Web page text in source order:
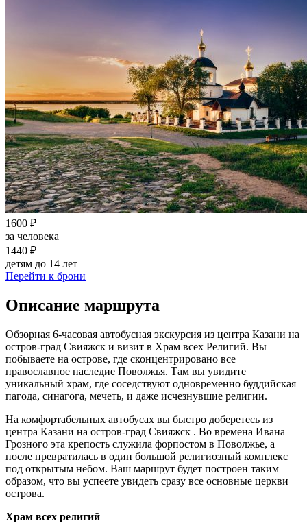
1600 ₽
за человека
1440 ₽
детям до 14 лет
Перейти к брони
Описание маршрута
Обзорная 6-часовая автобусная экскурсия из центра Казани на
остров-град Свияжск и визит в Храм всех Религий. Вы
побываете на острове, где сконцентрировано все
православное наследие Поволжья. Там вы увидите
уникальный храм, где соседствуют одновременно буддийская
пагода, синагога, мечеть, и даже исчезнувшие религии.
На комфортабельных автобусах вы быстро доберетесь из
центра Казани на остров-град Свияжск . Во времена Ивана
Грозного эта крепость служила форпостом в Поволжье, а
после превратилась в один большой религиозный комплекс
под открытым небом. Ваш маршрут будет построен таким
образом, что вы успеете увидеть сразу все основные церкви
острова.
Храм всех религий